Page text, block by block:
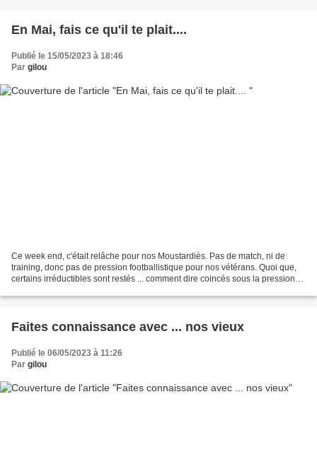
En Mai, fais ce qu'il te plait....
Publié le 15/05/2023 à 18:46
Par gilou
Ce week end, c'était relâche pour nos Moustardiès. Pas de match, ni de
training, donc pas de pression footballistique pour nos vétérans. Quoi que,
certains irréductibles sont restés ... comment dire coincés sous la pression
Faites connaissance avec ... nos vieux
Publié le 06/05/2023 à 11:26
Par gilou